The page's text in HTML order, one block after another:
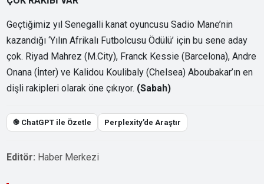
Geçtiğimiz yıl Senegalli kanat oyuncusu Sadio Mane’nin
kazandığı ‘Yılın Afrikalı Futbolcusu Ödülü’ için bu sene aday
çok. Riyad Mahrez (M.City), Franck Kessie (Barcelona), Andre
Onana (İnter) ve Kalidou Koulibaly (Chelsea) Aboubakar’ın en
dişli rakipleri olarak öne çıkıyor. (Sabah)
֎ ChatGPT ile Özetle Perplexity’de Araştır
Editör: Haber Merkezi